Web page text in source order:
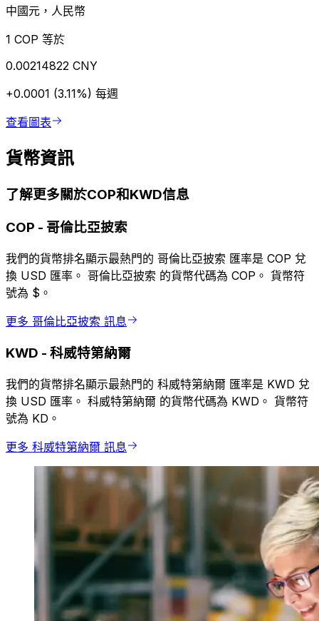
中國元，人民幣
1 COP 等於
0.00214822 CNY
+0.0001 (3.11%) 每週
查看圖表
貨幣資訊
了解更多關於COP和KWD信息
COP - 哥倫比亞披索
我們的貨幣排名顯示最熱門的 哥倫比亞披索 匯率是 COP 兌
換 USD 匯率。 哥倫比亞披索 的貨幣代碼為 COP。 貨幣符
號為 $。
更多 哥倫比亞披索 訊息
KWD - 科威特第納爾
我們的貨幣排名顯示最熱門的 科威特第納爾 匯率是 KWD 兌
換 USD 匯率。 科威特第納爾 的貨幣代碼為 KWD。 貨幣符
號為 KD。
更多 科威特第納爾 訊息